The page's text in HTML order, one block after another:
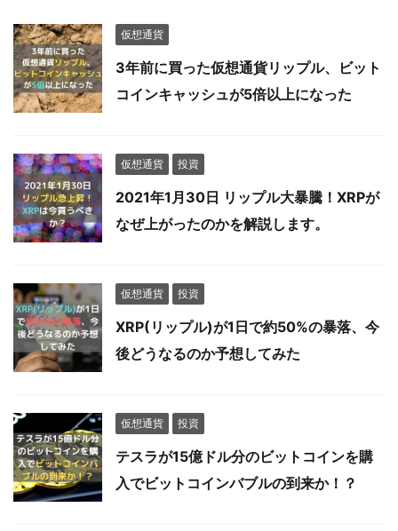
仮想通貨
3年前に買った仮想通貨リップル、ビット
コインキャッシュが5倍以上になった
仮想通貨 投資
2021年1月30日 リップル大暴騰！XRPが
なぜ上がったのかを解説します。
仮想通貨 投資
XRP(リップル)が1日で約50%の暴落、今
後どうなるのか予想してみた
仮想通貨 投資
テスラが15億ドル分のビットコインを購
入でビットコインバブルの到来か！？